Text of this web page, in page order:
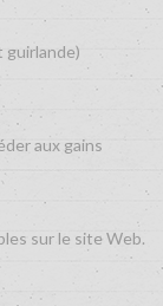
guirlande)
aux gains
sur le site Web.